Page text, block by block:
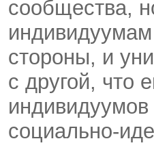
сообщества,
стороны, и
с другой, что
социально-